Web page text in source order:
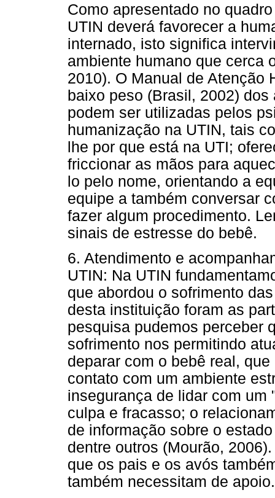
Como apresentado no
UTIN deverá favorecer a
internado, isto significa
ambiente humano que cerca
2010). O Manual de Atenção
baixo peso (Brasil, 2002)
podem ser utilizadas pelos
humanização na UTIN, tais
lhe por que está na UTI;
friccionar as mãos para
lo pelo nome, orientando a
equipe a também conversar
fazer algum procedimento.
sinais de estresse do bebê.
6. Atendimento e
UTIN: Na UTIN
que abordou o sofrimento
desta instituição foram as
pesquisa pudemos perceber
sofrimento nos permitindo
deparar com o bebê real,
contato com um ambiente
insegurança de lidar com um
culpa e fracasso; o
de informação sobre o
dentre outros (Mourão,
que os pais e os avós
também necessitam de apoio.